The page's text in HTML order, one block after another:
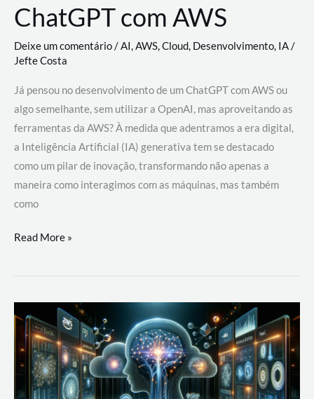
ChatGPT com AWS
Deixe um comentário/AI,AWS,Cloud, Desenvolvimento, IA/
Jefte Costa
Já pensou no desenvolvimento de um ChatGPT com AWS ou
algo semelhante, sem utilizar a OpenAI, mas aproveitando as
ferramentas da AWS? À medida que adentramos a era digital,
a Inteligência Artificial (IA) generativa tem se destacado
como um pilar de inovação, transformando não apenas a
maneira como interagimos com as máquinas, mas também
como
Desenvolvimento
um
com
AWS
Read More »